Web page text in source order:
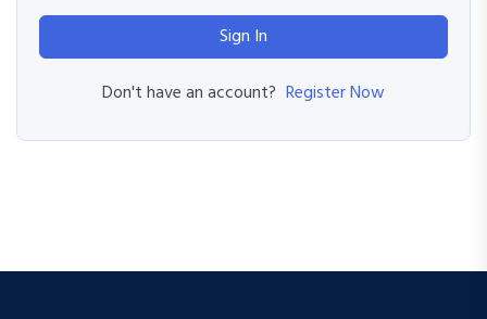
Sign In
Don't have an account? Register Now